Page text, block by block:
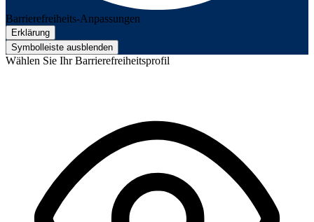
Barrierefreiheits-Anpassungen
Erklärung
Symbolleiste ausblenden
Wählen Sie Ihr Barrierefreiheitsprofil